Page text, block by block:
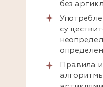
Правила
без